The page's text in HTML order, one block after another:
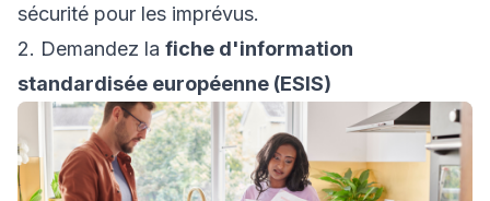
sécurité pour les imprévus.
2. Demandez la fiche d'information
standardisée européenne (ESIS)